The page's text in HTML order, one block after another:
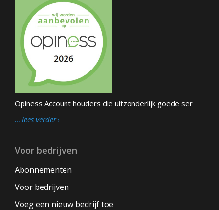
Opiness Account houders die uitzonderlijk goede ser
… lees verder
Voor bedrijven
Abonnementen
Voor bedrijven
Voeg een nieuw bedrijf toe